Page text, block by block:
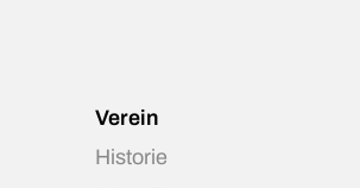
Verein
Historie